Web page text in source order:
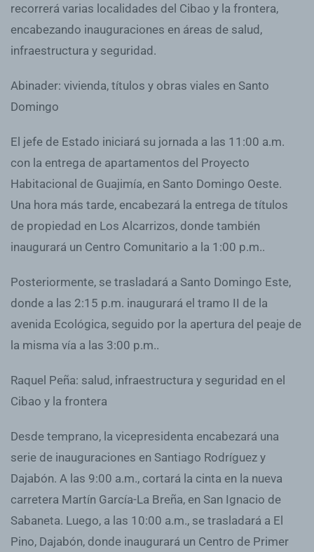
recorrerá varias localidades del Cibao y la frontera,
encabezando inauguraciones en áreas de salud,
infraestructura y seguridad.
Abinader: vivienda, títulos y obras viales en Santo
Domingo
El jefe de Estado iniciará su jornada a las 11:00 a.m.
con la entrega de apartamentos del Proyecto
Habitacional de Guajimía, en Santo Domingo Oeste.
Una hora más tarde, encabezará la entrega de títulos
de propiedad en Los Alcarrizos, donde también
inaugurará un Centro Comunitario a la 1:00 p.m..
Posteriormente, se trasladará a Santo Domingo Este,
donde a las 2:15 p.m. inaugurará el tramo II de la
avenida Ecológica, seguido por la apertura del peaje de
la misma vía a las 3:00 p.m..
Raquel Peña: salud, infraestructura y seguridad en el
Cibao y la frontera
Desde temprano, la vicepresidenta encabezará una
serie de inauguraciones en Santiago Rodríguez y
Dajabón. A las 9:00 a.m., cortará la cinta en la nueva
carretera Martín García-La Breña, en San Ignacio de
Sabaneta. Luego, a las 10:00 a.m., se trasladará a El
Pino, Dajabón, donde inaugurará un Centro de Primer